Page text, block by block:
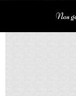
Nos